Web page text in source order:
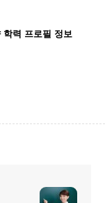
학력 프로필 정보